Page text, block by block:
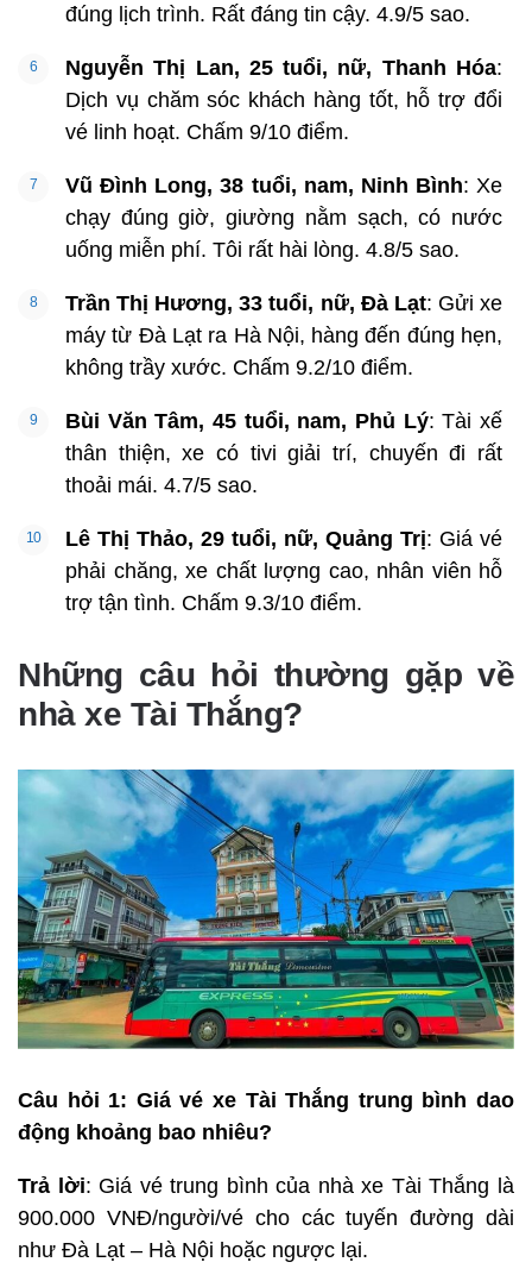
đúng lịch trình. Rất đáng tin cậy. 4.9/5 sao.
Nguyễn Thị Lan, 25 tuổi, nữ, Thanh Hóa:
Dịch vụ chăm sóc khách hàng tốt, hỗ trợ đổi
vé linh hoạt. Chấm 9/10 điểm.
Vũ Đình Long, 38 tuổi, nam, Ninh Bình: Xe
chạy đúng giờ, giường nằm sạch, có nước
uống miễn phí. Tôi rất hài lòng. 4.8/5 sao.
Trần Thị Hương, 33 tuổi, nữ, Đà Lạt: Gửi xe
máy từ Đà Lạt ra Hà Nội, hàng đến đúng hẹn,
không trầy xước. Chấm 9.2/10 điểm.
Bùi Văn Tâm, 45 tuổi, nam, Phủ Lý: Tài xế
thân thiện, xe có tivi giải trí, chuyến đi rất
thoải mái. 4.7/5 sao.
Lê Thị Thảo, 29 tuổi, nữ, Quảng Trị: Giá vé
phải chăng, xe chất lượng cao, nhân viên hỗ
trợ tận tình. Chấm 9.3/10 điểm.
Những câu hỏi thường gặp về
nhà xe Tài Thắng?
Câu hỏi 1: Giá vé xe Tài Thắng trung bình dao
động khoảng bao nhiêu?
Trả lời: Giá vé trung bình của nhà xe Tài Thắng là
900.000 VNĐ/người/vé cho các tuyến đường dài
như Đà Lạt – Hà Nội hoặc ngược lại.